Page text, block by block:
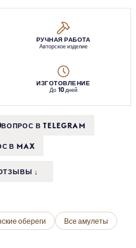
РУЧНАЯ РАБОТА
Авторское изделие
ИЗГОТОВЛЕНИЕ
До 10 дней
ВОПРОС В TELEGRAM
В MAX
↓
обереги
Все амулеты